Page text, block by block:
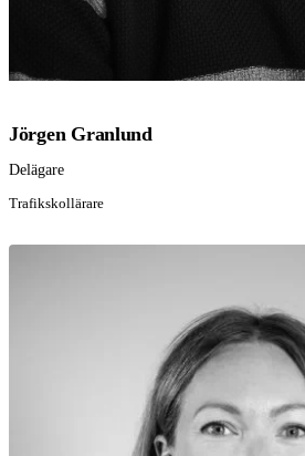
Jörgen Granlund
Delägare
Trafikskollärare